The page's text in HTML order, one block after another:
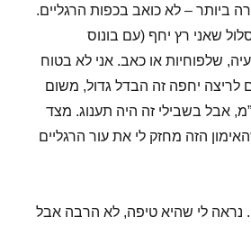
ביותר – לא כואב בכפות הרגליים.
שאני רץ יחף (עם בונוס
שלפוחיות או כאב. אני לא בטוח
לריצה יחפה זה הבדל גדול, משום
רצים 6-7 ק”מ, אבל בשבילי זה היה תענוג. מצד
הזה מחזק לי את עור הרגליים
נראה לי שהיא טיפה, לא הרבה אבל